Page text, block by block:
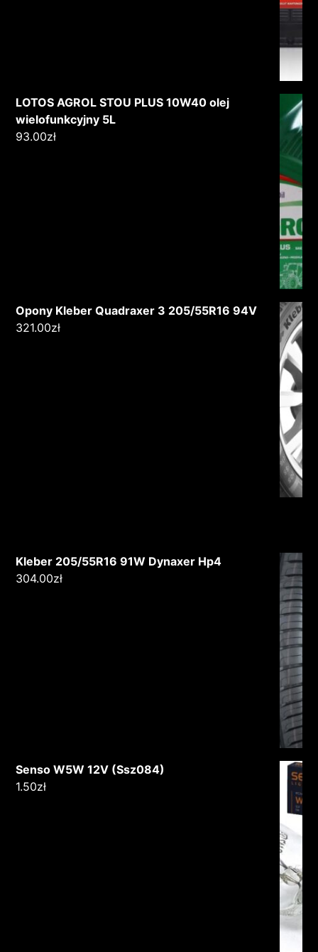
LOTOS AGROL STOU PLUS 10W40 olej
wielofunkcyjny 5L
93.00zł
Opony Kleber Quadraxer 3 205/55R16 94V
321.00zł
Kleber 205/55R16 91W Dynaxer Hp4
304.00zł
Senso W5W 12V (Ssz084)
1.50zł